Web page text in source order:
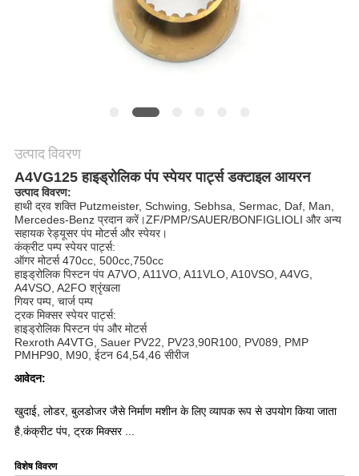
उत्पाद विवरण
A4VG125 हाइड्रोलिक पंप स्पेयर पार्ट्स डक्टाइल आयरन
उत्पाद विवरण:
हाथी द्रव शक्ति Putzmeister, Schwing, Sebhsa, Sermac, Daf, Man,
Mercedes-Benz प्रदान करें।ZF/PMP/SAUER/BONFIGLIOLI और अन्य
सहायक रेड्यूसर पंप मोटर्स और स्पेयर।
कंक्रीट पम्प स्पेयर पार्ट्स:
ऑगर मोटर्स 470cc, 500cc,750cc
हाइड्रोलिक पिस्टन पंप A7VO, A11VO, A11VLO, A10VSO, A4VG,
A4VSO, A2FO श्रृंखला
गियर पम्प, चार्ज पम्प
ट्रक मिक्सर स्पेयर पार्ट्स:
हाइड्रोलिक पिस्टन पंप और मोटर्स
Rexroth A4VTG, Sauer PV22, PV23,90R100, PV089, PMP
PMHP90, M90, ईटन 64,54,46 सीरीज
आवेदन:
खुदाई, लोडर, बुलडोजर जैसे निर्माण मशीन के लिए व्यापक रूप से उपयोग किया जाता
है,कंक्रीट पंप, ट्रक मिक्सर ...
विशेष विवरण